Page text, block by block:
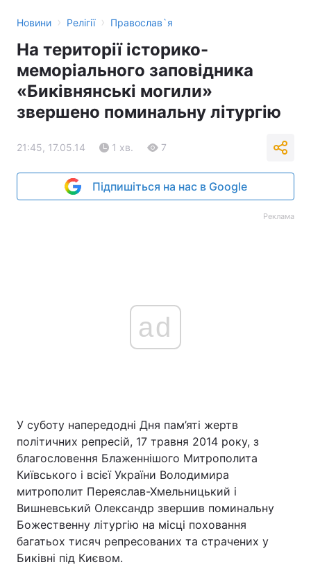
Новини › Релігії › Православ`я
На території історико-
меморіального заповідника
«Биківнянські могили»
звершено поминальну літургію
21:45, 17.05.14 1 хв. 7
Підпишіться на нас в Google
Реклама
ad
У суботу напередодні Дня пам’яті жертв
політичних репресій, 17 травня 2014 року, з
благословення Блаженнішого Митрополита
Київського і всієї України Володимира
митрополит Переяслав-Хмельницький і
Вишневський Олександр звершив поминальну
Божественну літургію на місці поховання
багатьох тисяч репресованих та страчених у
Биківні під Києвом.